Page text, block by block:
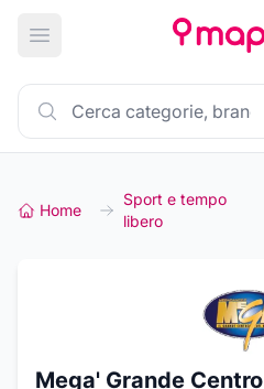
Apri menu principale
Home
Sport e tempo
libero
Mega' Grande